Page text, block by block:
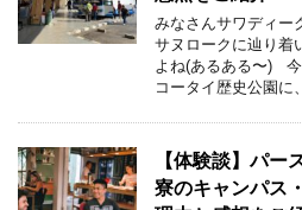
みなさんサワディー
サヌロークに辿り着
よね(あるある〜)
コータイ歴史公園
【体験談】パー
寮のキャンパス